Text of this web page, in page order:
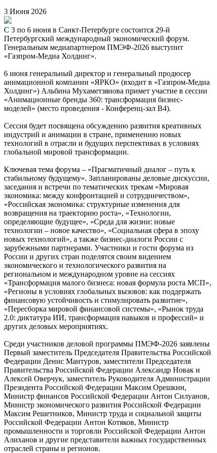
3 Июня 2026
C 3 по 6 июня в Санкт-Петербурге состоится 29-й
Петербургский международный экономический форум.
Генеральным медиапартнером ПМЭФ-2026 выступит
«Газпром-Медиа Холдинг».
6 июня генеральный директор и генеральный продюсер
анимационной компании «ЯРКО» (входит в «Газпром-Медиа
Холдинг») Альбина Мухаметзянова примет участие в сессии
«Анимационные бренды 360: трансформация бизнес-
моделей» (место проведения - Конференц-зал B4).
Сессия будет посвящена обсуждению развития креативных
индустрий и анимации в стране, применению новых
технологий в отрасли и будущих перспективах в условиях
глобальной мировой трансформации.
Ключевая тема форума – «Прагматичный диалог – путь к
стабильному будущему». Запланированы деловые дискуссии,
заседания и встречи по тематических трекам «Мировая
экономика: между конфронтацией и сотрудничеством»,
«Российская экономика: структурные изменения для
возвращения на траекторию роста», «Технологии,
определяющие будущее», «Среда для жизни: новые
технологии – новое качество», «Социальная сфера в эпоху
новых технологий», а также бизнес-диалоги России с
зарубежными партнерами. Участники и гости форума из
России и других стран поделятся своим видением
экономического и технологического развития на
региональном и международном уровне на сессиях
«Трансформация малого бизнеса: новая формула роста МСП»,
«Регионы в условиях глобальных вызовов: как поддержать
финансовую устойчивость и стимулировать развитие»,
«Пересборка мировой финансовой системы», «Рынок труда
2.0: диктатура ИИ, трансформация навыков и профессий» и
других деловых мероприятиях.
Среди участников деловой программы ПМЭФ-2026 заявлены
Первый заместитель Председателя Правительства Российской
Федерации Денис Мантуров, заместители Председателя
Правительства Российской Федерации Александр Новак и
Алексей Оверчук, заместитель Руководителя Администрации
Президента Российской Федерации Максим Орешкин,
Министр финансов Российской Федерации Антон Силуанов,
Министр экономического развития Российской Федерации
Максим Решетников, Министр труда и социальной защиты
Российской Федерации Антон Котяков, Министр
промышленности и торговли Российской Федерации Антон
Алиханов и другие представители важных государственных
отраслей страны и регионов.